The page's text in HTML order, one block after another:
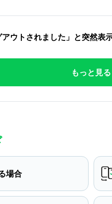
アウトされました」と突然表
もっと見る
場合